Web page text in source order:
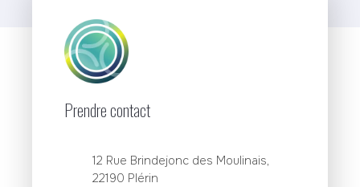
Prendre contact
12 Rue Brindejonc des Moulinais,
22190 Plérin